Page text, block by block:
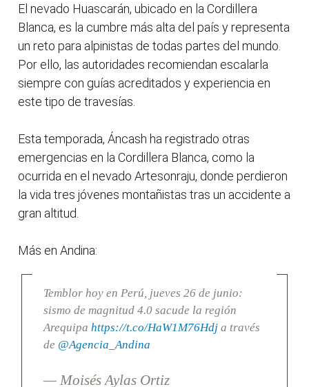
El nevado Huascarán, ubicado en la Cordillera
Blanca, es la cumbre más alta del país y representa
un reto para alpinistas de todas partes del mundo.
Por ello, las autoridades recomiendan escalarla
siempre con guías acreditados y experiencia en
este tipo de travesías.
Esta temporada, Áncash ha registrado otras
emergencias en la Cordillera Blanca, como la
ocurrida en el nevado Artesonraju, donde perdieron
la vida tres jóvenes montañistas tras un accidente a
gran altitud.
Más en Andina:
Temblor hoy en Perú, jueves 26 de junio:
sismo de magnitud 4.0 sacude la región
Arequipa https://t.co/HaW1M76Hdja través
de @Agencia_Andina
— Moisés Aylas Ortiz